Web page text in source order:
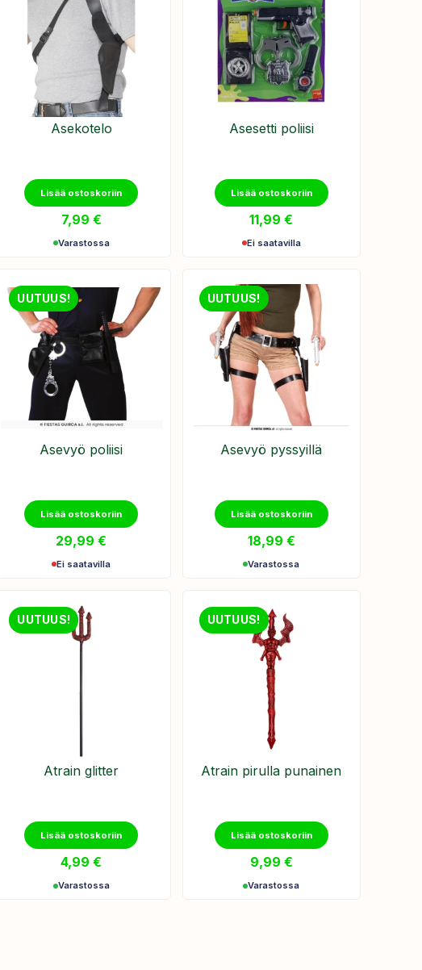
Asekotelo
Lisää ostoskoriin
7,99 €
Varastossa
Asesetti poliisi
Lisää ostoskoriin
11,99€
Ei saatavilla
UUTUUS!
Asevyö poliisi
Lisää ostoskoriin
29,99€
Ei saatavilla
UUTUUS!
Asevyö pyssyillä
Lisää ostoskoriin
18,99 €
Varastossa
UUTUUS!
Atrain glitter
Lisää ostoskoriin
4,99€
Varastossa
UUTUUS!
Atrain pirulla punainen
Lisää ostoskoriin
9,99 €
Varastossa